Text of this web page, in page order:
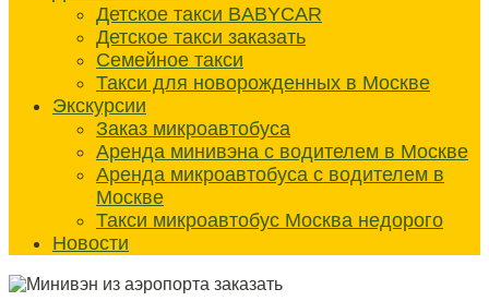
Детское такси BABYCAR
Детское такси заказать
Семейное такси
Такси для новорожденных в Москве
Экскурсии
Заказ микроавтобуса
Аренда минивэна с водителем в Москве
Аренда микроавтобуса с водителем в
Москве
Такси микроавтобус Москва недорого
Новости